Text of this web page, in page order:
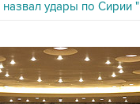
удары по Сирии